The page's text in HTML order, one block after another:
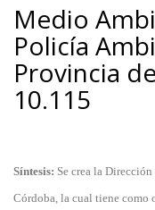
Medio
Policía
Provincia
10.115
Síntesis: Se crea la
Córdoba, la cual tiene